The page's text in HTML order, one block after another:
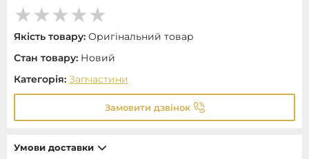
Якість товару: Оригінальний товар
Стан товару: Новий
Категорія: Запчастини
Замовити дзвінок
Умови доставки